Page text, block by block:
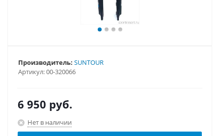
Артикул:00-320066
Производитель: SUNTOUR
6 950 руб.
Нет в наличии